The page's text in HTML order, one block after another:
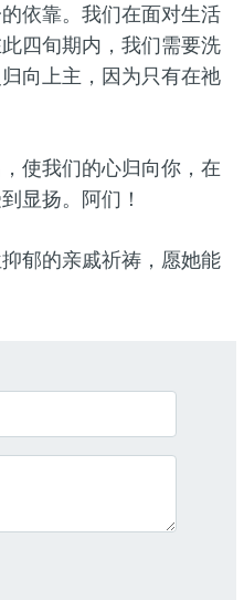
依靠。我们在面对生活
四旬期内，我们需要洗
向上主，因为只有在祂
使我们的心归向你，在
显扬。阿们！
郁的亲戚祈祷，愿她能